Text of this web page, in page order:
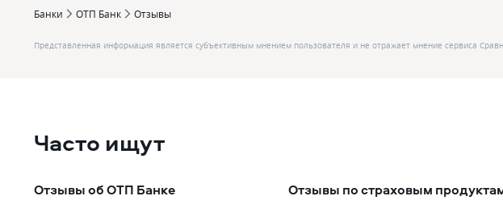
Банки ОТП Банк Отзывы
Представленная информация является субъективным мнением пользователя и не отражает мнение сервиса
Часто ищут
Отзывы об ОТП Банке Отзывы по страховым